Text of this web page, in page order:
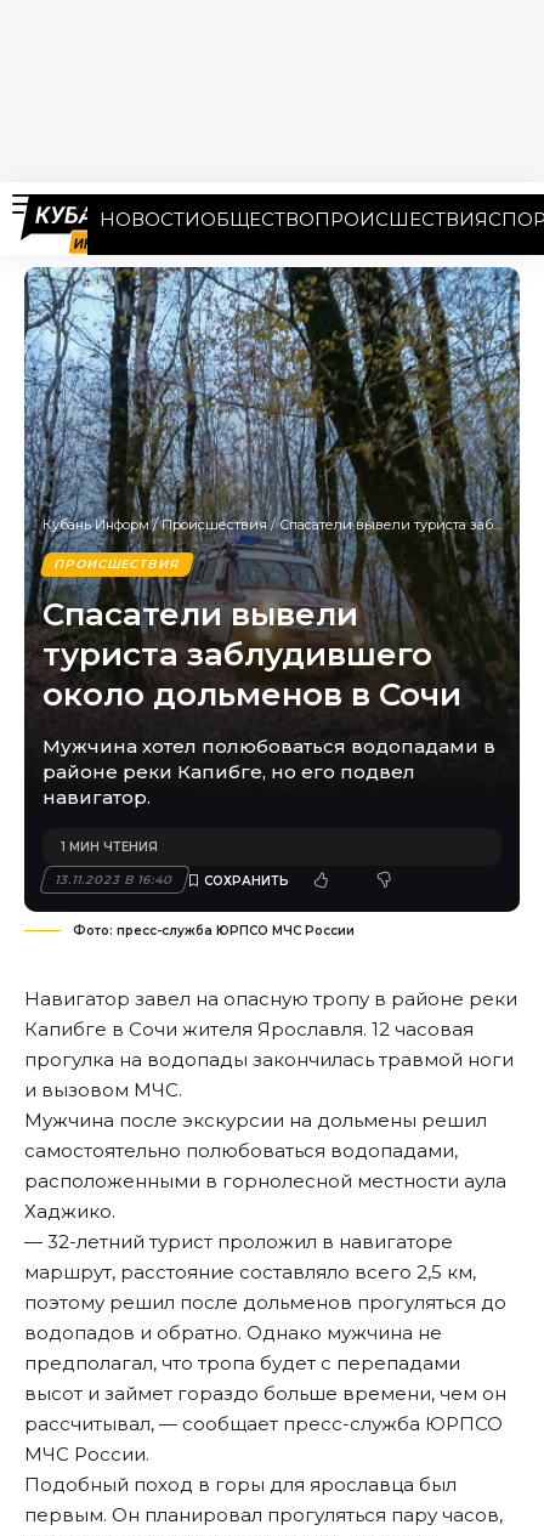
НОВОСТИОБЩЕСТВОПРОИСШЕСТВИЯ
Кубань Информ/Происшествия/Спасатели вывели туриста заблудившего около дольменов в Сочи
ПРОИСШЕСТВИЯ
Спасатели вывели
туриста заблудившего
около дольменов в Сочи
Мужчина хотел полюбоваться водопадами в
районе реки Капибге, но его подвел
навигатор.
13.11.2023 В 16:40
1 МИН ЧТЕНИЯ
Фото: пресс-служба ЮРПСО МЧС России
Навигатор завел на опасную тропу в районе реки
Капибге в Сочи жителя Ярославля. 12 часовая
прогулка на водопады закончилась травмой ноги
и вызовом МЧС.
Мужчина после экскурсии на дольмены решил
самостоятельно полюбоваться водопадами,
расположенными в горнолесной местности аула
Хаджико.
— 32-летний турист проложил в навигаторе
маршрут, расстояние составляло всего 2,5 км,
поэтому решил после дольменов прогуляться до
водопадов и обратно. Однако мужчина не
предполагал, что тропа будет с перепадами
высот и займет гораздо больше времени, чем он
рассчитывал, — сообщает пресс-служба ЮРПСО
МЧС России.
Подобный поход в горы для ярославца был
первым. Он планировал прогуляться пару часов,